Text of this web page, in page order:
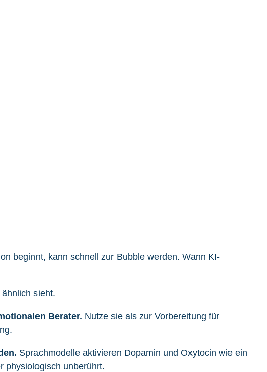
beginnt, kann schnell zur Bubble werden. Wann KI-
Berater. Nutze sie als zur Vorbereitung für
Sprachmodelle aktivieren Dopamin und Oxytocin wie ein
physiologisch unberührt.